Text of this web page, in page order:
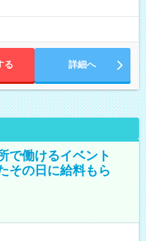
る 詳細へ
で働けるイベント
その日に給料もら